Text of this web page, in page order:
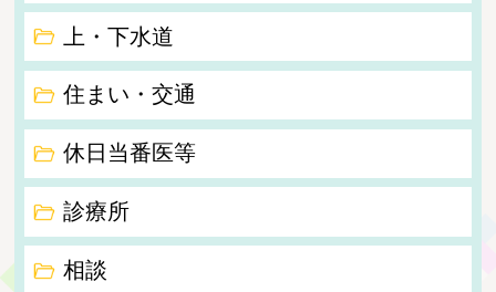
上・下水道
住まい・交通
休日当番医等
診療所
相談